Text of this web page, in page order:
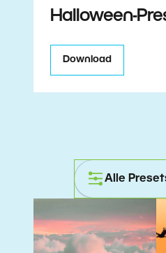
Halloween-
Download
Alle